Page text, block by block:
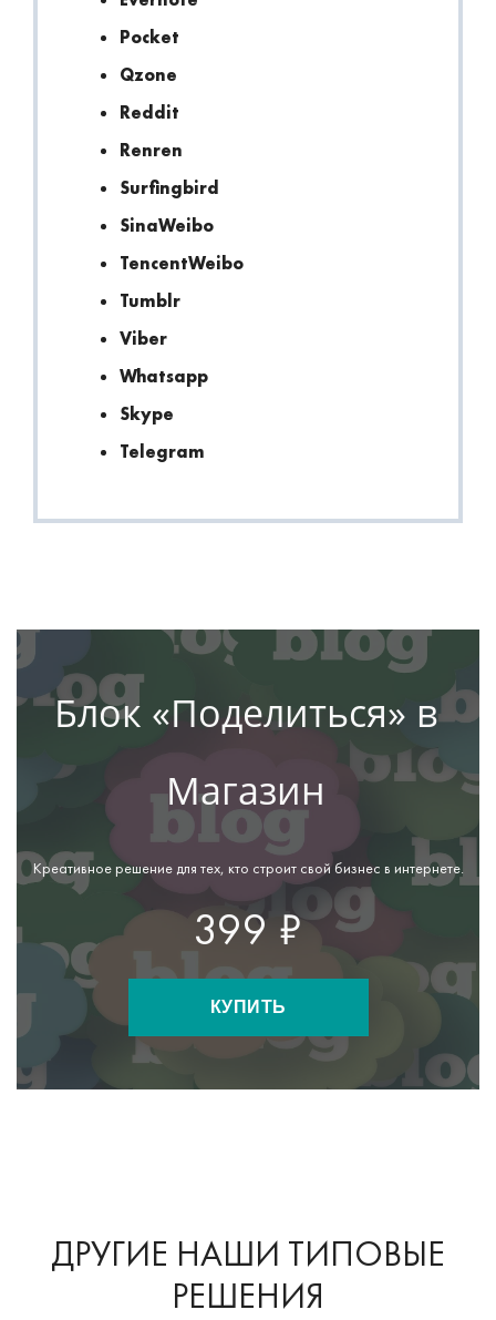
Pocket
Qzone
Reddit
Renren
Surfingbird
SinaWeibo
TencentWeibo
Tumblr
Viber
Whatsapp
Skype
Telegram
Блок «Поделиться» в
Магазин
Креативное решение для тех, кто строит свой бизнес в интернете.
399 ₽
КУПИТЬ
ДРУГИЕ НАШИ ТИПОВЫЕ
РЕШЕНИЯ